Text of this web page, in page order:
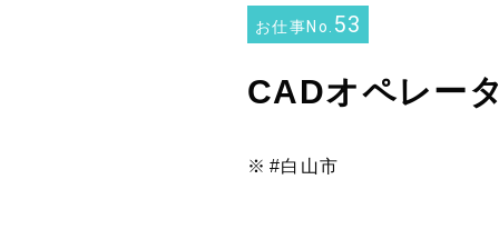
お仕事No. 53
CADオペレー
#白山市